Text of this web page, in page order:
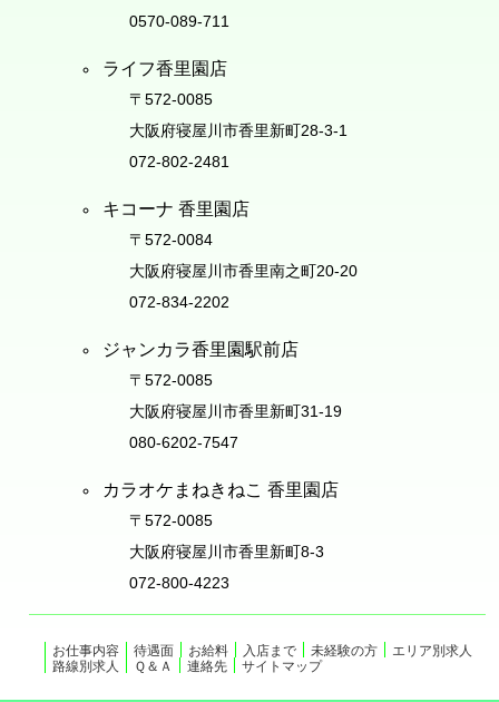
0570-089-711
ライフ香里園店
〒572-0085
大阪府寝屋川市香里新町28-3-1
072-802-2481
キコーナ 香里園店
〒572-0084
大阪府寝屋川市香里南之町20-20
072-834-2202
ジャンカラ香里園駅前店
〒572-0085
大阪府寝屋川市香里新町31-19
080-6202-7547
カラオケまねきねこ 香里園店
〒572-0085
大阪府寝屋川市香里新町8-3
072-800-4223
お仕事内容 待遇面 お給料 入店まで 未経験の方
エリア別求人
路線別求人
Ｑ＆Ａ 連絡先 サイトマップ